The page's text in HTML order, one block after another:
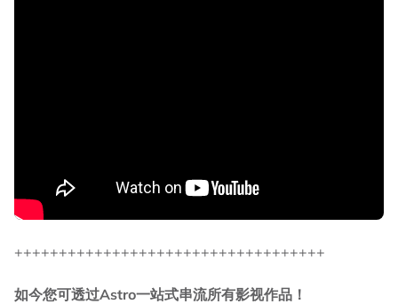
+++++++++++++++++++++++++++++++++++
如今您可透过Astro一站式串流所有影视作品！